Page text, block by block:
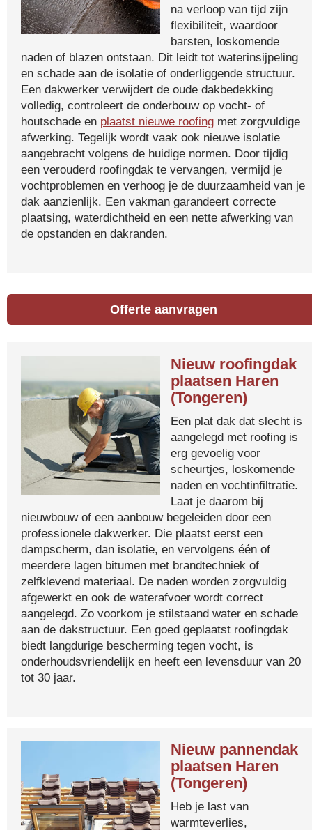
na verloop van tijd zijn
flexibiliteit, waardoor
barsten, loskomende
naden of blazen ontstaan. Dit leidt tot waterinsijpeling
en schade aan de isolatie of onderliggende structuur.
Een dakwerker verwijdert de oude dakbedekking
volledig, controleert de onderbouw op vocht- of
houtschade en plaatst nieuwe roofing met zorgvuldige
afwerking. Tegelijk wordt vaak ook nieuwe isolatie
aangebracht volgens de huidige normen. Door tijdig
een verouderd roofingdak te vervangen, vermijd je
vochtproblemen en verhoog je de duurzaamheid van je
dak aanzienlijk. Een vakman garandeert correcte
plaatsing, waterdichtheid en een nette afwerking van
de opstanden en dakranden.
Offerte aanvragen
Nieuw roofingdak
plaatsen Haren
(Tongeren)
Een plat dak dat slecht is
aangelegd met roofing is
erg gevoelig voor
scheurtjes, loskomende
naden en vochtinfiltratie.
Laat je daarom bij
nieuwbouw of een aanbouw begeleiden door een
professionele dakwerker. Die plaatst eerst een
dampscherm, dan isolatie, en vervolgens één of
meerdere lagen bitumen met brandtechniek of
zelfklevend materiaal. De naden worden zorgvuldig
afgewerkt en ook de waterafvoer wordt correct
aangelegd. Zo voorkom je stilstaand water en schade
aan de dakstructuur. Een goed geplaatst roofingdak
biedt langdurige bescherming tegen vocht, is
onderhoudsvriendelijk en heeft een levensduur van 20
tot 30 jaar.
Nieuw pannendak
plaatsen Haren
(Tongeren)
Heb je last van
warmteverlies,